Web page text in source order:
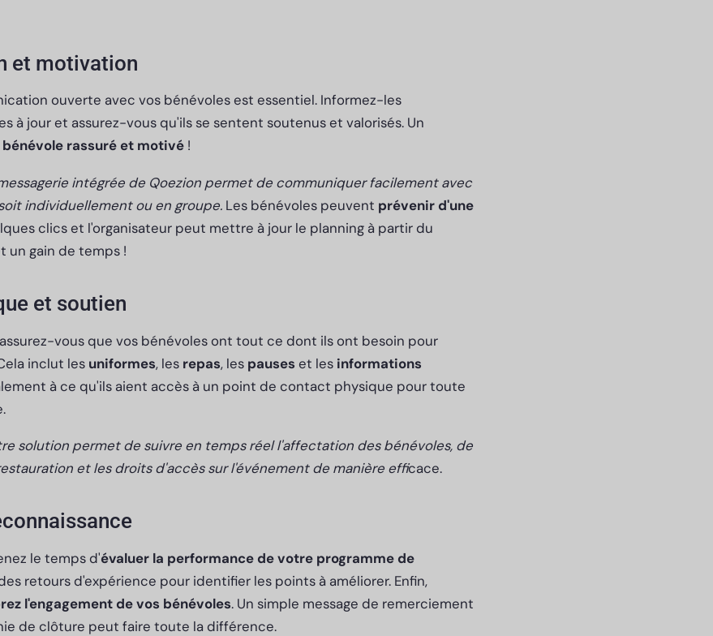
et motivation
ouverte avec vos bénévoles est essentiel. Informez-les
à jour et assurez-vous qu'ils se sentent soutenus et valorisés. Un
bénévole rassuré et motivé !
intégrée de Qoezion permet de communiquer facilement avec
individuellement ou en groupe. Les bénévoles peuvent prévenir d'une
clics et l'organisateur peut mettre à jour le planning à partir du
un gain de temps !
et soutien
vous que vos bénévoles ont tout ce dont ils ont besoin pour
inclut les uniformes, les repas, les pauses et les informations
à ce qu'ils aient accès à un point de contact physique pour toute
solution permet de suivre en temps réel l'affectation des bénévoles, de
et les droits d'accès sur l'événement de manière efficace.
le temps d'évaluer la performance de votre programme de
retours d'expérience pour identifier les points à améliorer. Enfin,
l'engagement de vos bénévoles. Un simple message de remerciement
de clôture peut faire toute la différence.